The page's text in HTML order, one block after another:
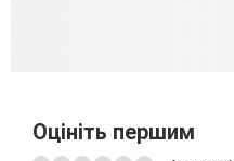
Оцініть першим